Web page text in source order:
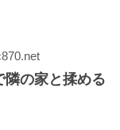
隣の家と揉める